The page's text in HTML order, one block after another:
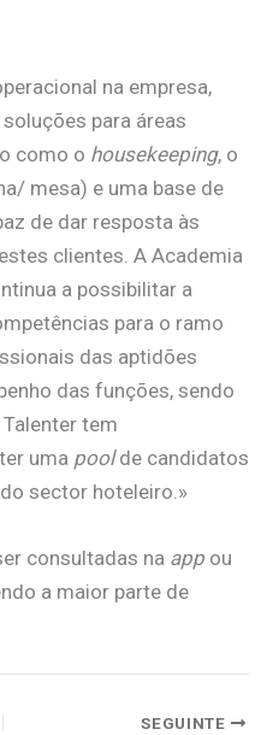
na empresa,
para áreas
como o housekeeping, o
mesa) e uma base de
de dar resposta às
clientes. A Academia
a possibilitar a
para o ramo
das aptidões
das funções, sendo
tem
uma poolde candidatos
sector hoteleiro.»
consultadas na app ou
a maior parte de
SEGUINTE